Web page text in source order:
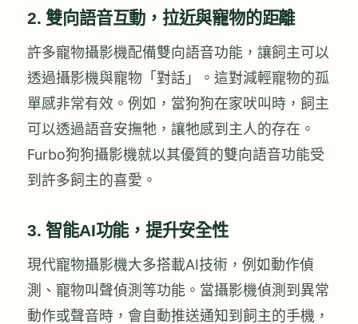
2.雙向語音互動，拉近與寵物的距離
許多寵物攝影機配備雙向語音功能，讓飼主可以
透過攝影機與寵物「對話」。這對減輕寵物的孤
單感非常有效。例如，當狗狗在家吠叫時，飼主
可以透過語音安撫牠，讓牠感到主人的存在。
Furbo狗狗攝影機就以其優質的雙向語音功能受
到許多飼主的喜愛。
3.智能AI功能，提升安全性
現代寵物攝影機大多搭載AI技術，例如動作偵
測、寵物叫聲偵測等功能。當攝影機偵測到異常
動作或聲音時，會自動推送通知到飼主的手機，